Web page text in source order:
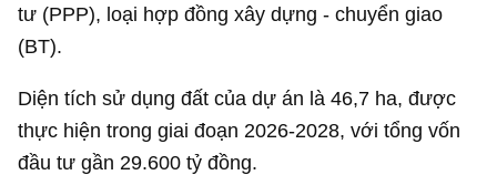
tư (PPP), loại hợp đồng xây dựng - chuyển giao
(BT).
Diện tích sử dụng đất của dự án là 46,7 ha, được
thực hiện trong giai đoạn 2026-2028, với tổng vốn
đầu tư gần 29.600 tỷ đồng.